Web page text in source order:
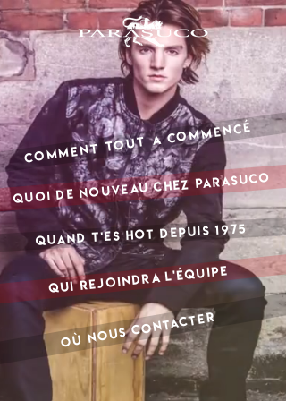
COMMENT TOUT A COMMENCÉ
QUOI DE NOUVEAU CHEZ PARASUCO
QUAND T'ES HOT DEPUIS 1975
QUI REJOINDRA L'ÉQUIPE
OÙ NOUS CONTACTER